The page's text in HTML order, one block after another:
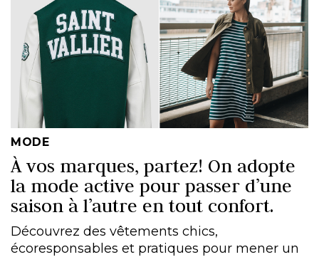
MODE
À vos marques, partez! On adopte
la mode active pour passer d’une
saison à l’autre en tout confort.
Découvrez des vêtements chics,
écoresponsables et pratiques pour mener un